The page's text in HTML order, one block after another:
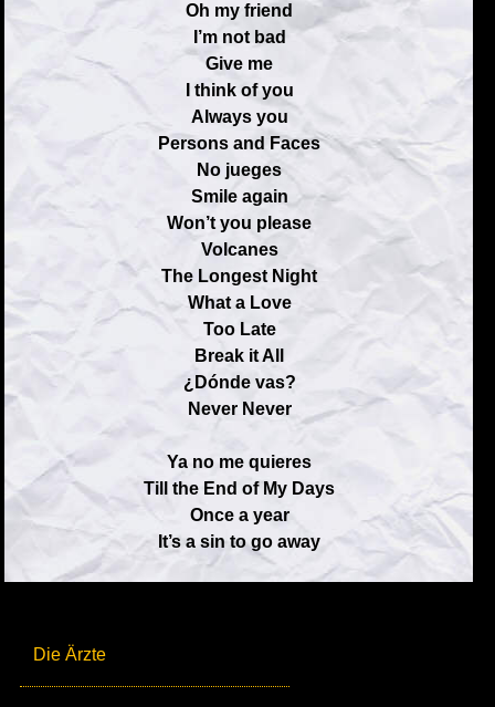
Die Ärzte
Oh my friend
I’m not bad
Give me
I think of you
Always you
Persons and Faces
No jueges
Smile again
Won’t you please
Volcanes
The Longest Night
What a Love
Too Late
Break it All
¿Dónde vas?
Never Never
Ya no me quieres
Till the End of My Days
Once a year
It’s a sin to go away